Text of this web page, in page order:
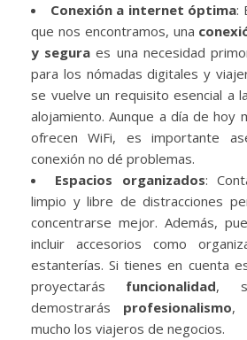
Conexión a internet óptima:
que nos encontramos, una
y segura es una necesidad
para los nómadas digitales y
se vuelve un requisito esencial a
alojamiento. Aunque a día de hoy
ofrecen WiFi, es importante
conexión no dé problemas.
Espacios organizados:
limpio y libre de distracciones
concentrarse mejor. Además,
incluir accesorios como
estanterías. Si tienes en cuenta
proyectarás funcionalidad,
demostrarás profesionalismo,
mucho los viajeros de negocios.